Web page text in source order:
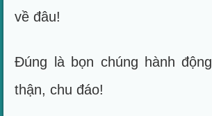
về đâu!
Đúng là bọn chúng hành
thận, chu đáo!